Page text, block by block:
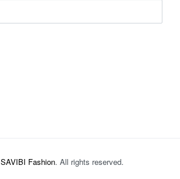
SAVIBI Fashion. All rights reserved.